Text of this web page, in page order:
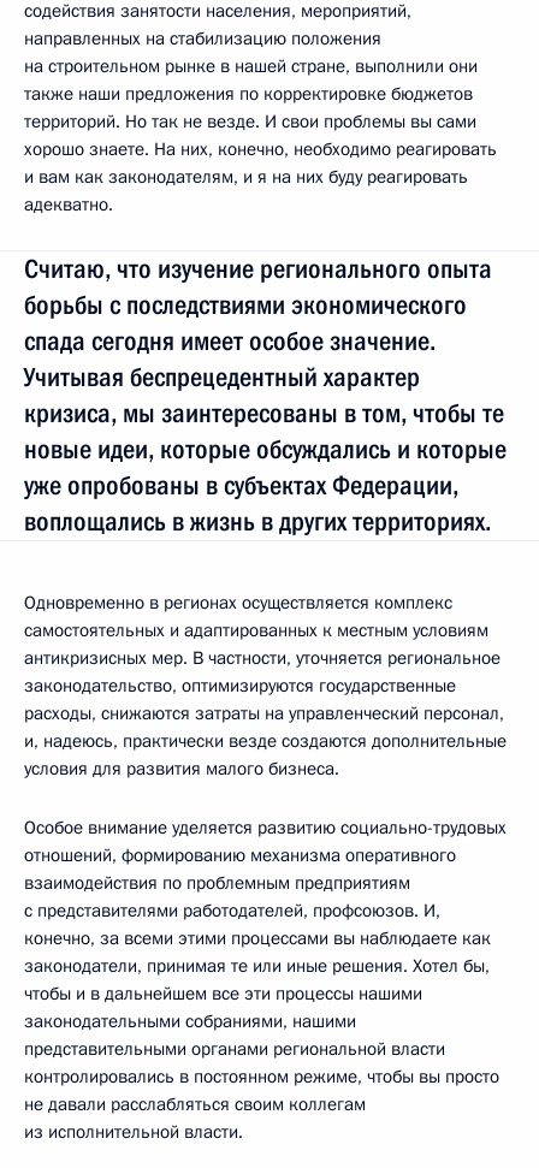
содействия занятости населения, мероприятий,
направленных на стабилизацию положения
на строительном рынке в нашей стране, выполнили они
также наши предложения по корректировке бюджетов
территорий. Но так не везде. И свои проблемы вы сами
хорошо знаете. На них, конечно, необходимо реагировать
и вам как законодателям, и я на них буду реагировать
адекватно.
Считаю, что изучение регионального опыта
борьбы с последствиями экономического
спада сегодня имеет особое значение.
Учитывая беспрецедентный характер
кризиса, мы заинтересованы в том, чтобы те
новые идеи, которые обсуждались и которые
уже опробованы в субъектах Федерации,
воплощались в жизнь в других территориях.
Одновременно в регионах осуществляется комплекс
самостоятельных и адаптированных к местным условиям
антикризисных мер. В частности, уточняется региональное
законодательство, оптимизируются государственные
расходы, снижаются затраты на управленческий персонал,
и, надеюсь, практически везде создаются дополнительные
условия для развития малого бизнеса.
Особое внимание уделяется развитию социально-трудовых
отношений, формированию механизма оперативного
взаимодействия по проблемным предприятиям
с представителями работодателей, профсоюзов. И,
конечно, за всеми этими процессами вы наблюдаете как
законодатели, принимая те или иные решения. Хотел бы,
чтобы и в дальнейшем все эти процессы нашими
законодательными собраниями, нашими
представительными органами региональной власти
контролировались в постоянном режиме, чтобы вы просто
не давали расслабляться своим коллегам
из исполнительной власти.